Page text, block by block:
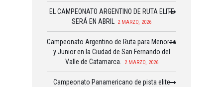
EL CAMPEONATO ARGENTINO DE RUTA ELITE
SERÁ EN ABRIL 2 MARZO, 2026
Campeonato Argentino de Ruta para Menores
y Junior en la Ciudad de San Fernando del
Valle de Catamarca.
2 MARZO, 2026
Campeonato Panamericano de pista elite